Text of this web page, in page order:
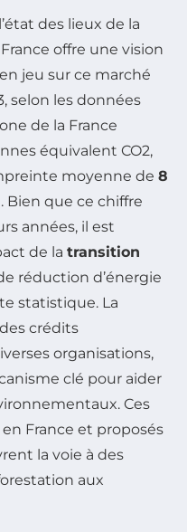
des lieux de la
offre une vision
jeu sur ce marché
selon les données
de la France
équivalent CO2,
moyenne de 8
Bien que ce chiffre
années, il est
de la transition
réduction d’énergie
statistique. La
crédits
organisations,
clé pour aider
Ces
en France et proposés
la voie à des
aux